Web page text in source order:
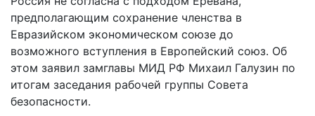
предполагающим сохранение членства в
Евразийском экономическом союзе до
возможного вступления в Европейский союз. Об
этом заявил замглавы МИД РФ Михаил Галузин по
итогам заседания рабочей группы Совета
безопасности.